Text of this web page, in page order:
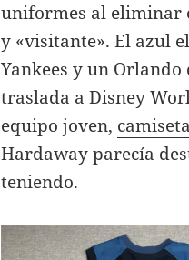
uniformes al eliminar
y «visitante». El azul
Yankees y un
traslada a Disney
equipo joven,
Hardaway parecía
teniendo.